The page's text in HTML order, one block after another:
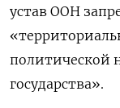
устав ООН
политической
государства».